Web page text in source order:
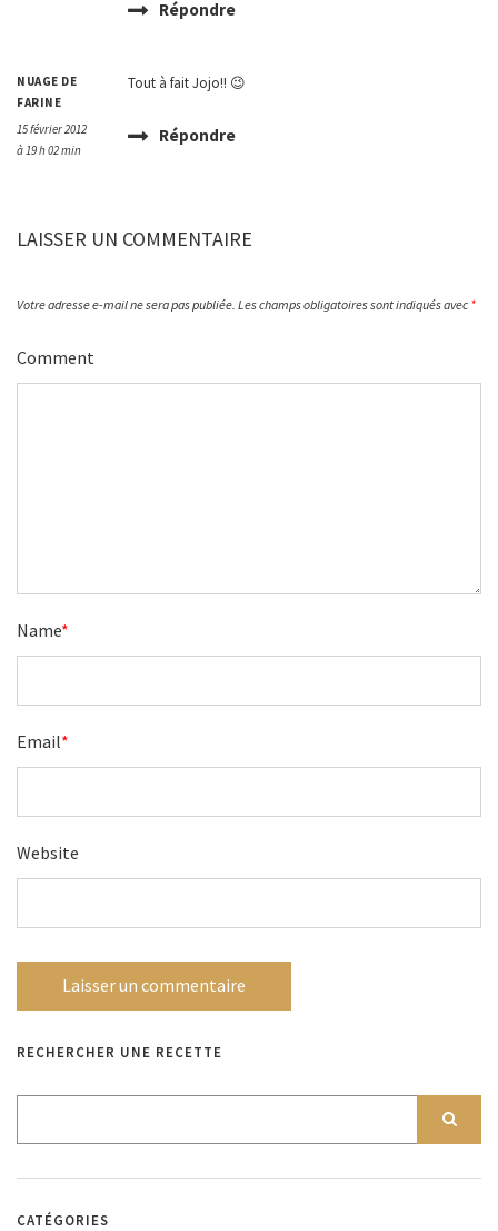
Répondre
NUAGE DE
FARINE
15 février 2012
à 19 h 02 min
Tout à fait Jojo!! 😉
Répondre
LAISSER UN COMMENTAIRE
Votre adresse e-mail ne sera pas publiée. Les champs obligatoires sont indiqués avec *
Comment
Name*
Email*
Website
RECHERCHER UNE RECETTE
CATÉGORIES